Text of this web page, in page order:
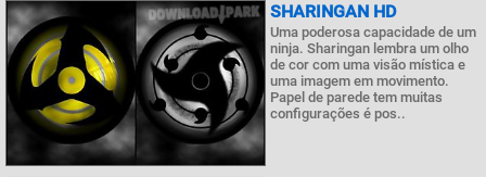
SHARINGAN HD
Uma poderosa capacidade de um
ninja. Sharingan lembra um olho
de cor com uma visão mística e
uma imagem em movimento.
Papel de parede tem muitas
configurações é pos..